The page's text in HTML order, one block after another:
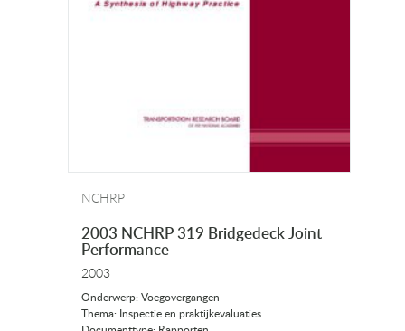
NCHRP
2003 NCHRP 319 Bridgedeck Joint
Performance
2003
Onderwerp: Voegovergangen
Thema: Inspectie en praktijkevaluaties